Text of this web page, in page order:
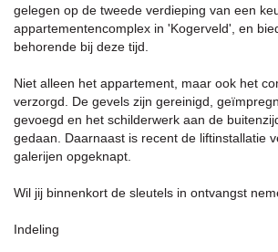
gelegen op de tweede verdieping van een
appartementencomplex in 'Kogerveld', en
behorende bij deze tijd.
Niet alleen het appartement, maar ook het
verzorgd. De gevels zijn gereinigd,
gevoegd en het schilderwerk aan de
gedaan. Daarnaast is recent de liftinstallatie
galerijen opgeknapt.
Wil jij binnenkort de sleutels in ontvangst
Indeling